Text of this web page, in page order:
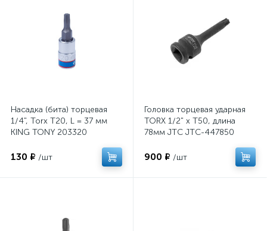
Насадка (бита) торцевая
1/4", Torx T20, L = 37 мм
KING TONY 203320
130 ₽ /шт
Головка торцевая ударная
TORX 1/2" х Т50, длина
78мм JTC JTC-447850
900 ₽ /шт